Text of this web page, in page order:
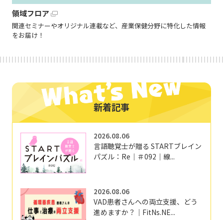
領域フロア
関連セミナーやオリジナル連載など、産業保健分野に特化した情報
をお届け！
新着記事
2026.08.06
言語聴覚士が贈る STARTブレイン
パズル：Re｜＃092｜線...
2026.08.06
VAD患者さんへの両立支援、どう
進めますか？｜FitNs.NE...